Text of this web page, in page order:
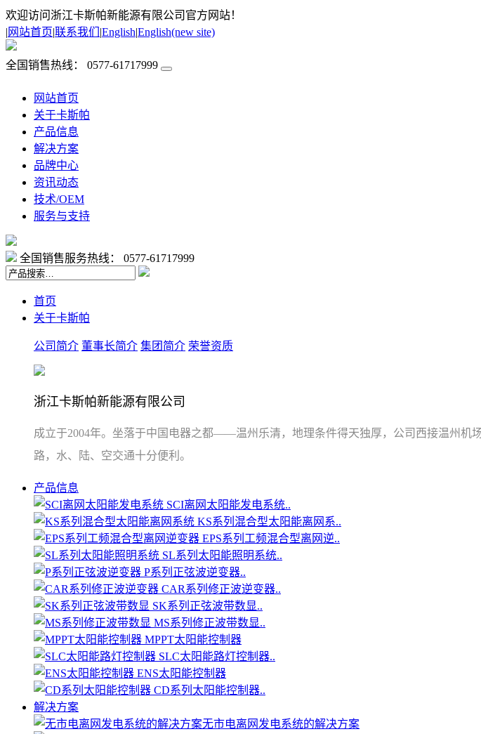
欢迎访问浙江卡斯帕新能源有限公司官方网站！
| 网站首页|联系我们 |English|English(new site)
全国销售热线： 0577-61717999
网站首页
关于卡斯帕
产品信息
解决方案
品牌中心
资讯动态
技术/OEM
服务与支持
全国销售服务热线： 0577-61717999
首页
关于卡斯帕
公司简介 董事长简介 集团简介 荣誉资质
浙江卡斯帕新能源有限公司
成立于2004年。坐落于中国电器之都——温州乐清，地理条件得天独厚，公司西接温州机
路，水、陆、空交通十分便利。
产品信息
SCI离网太阳能发电系统..
KS系列混合型太阳能离网系..
EPS系列工频混合型离网逆..
SL系列太阳能照明系统..
P系列正弦波逆变器..
CAR系列修正波逆变器..
SK系列正弦波带数显..
MS系列修正波带数显..
MPPT太阳能控制器
SLC太阳能路灯控制器..
ENS太阳能控制器
CD系列太阳能控制器..
解决方案
无市电离网发电系统的解决方案